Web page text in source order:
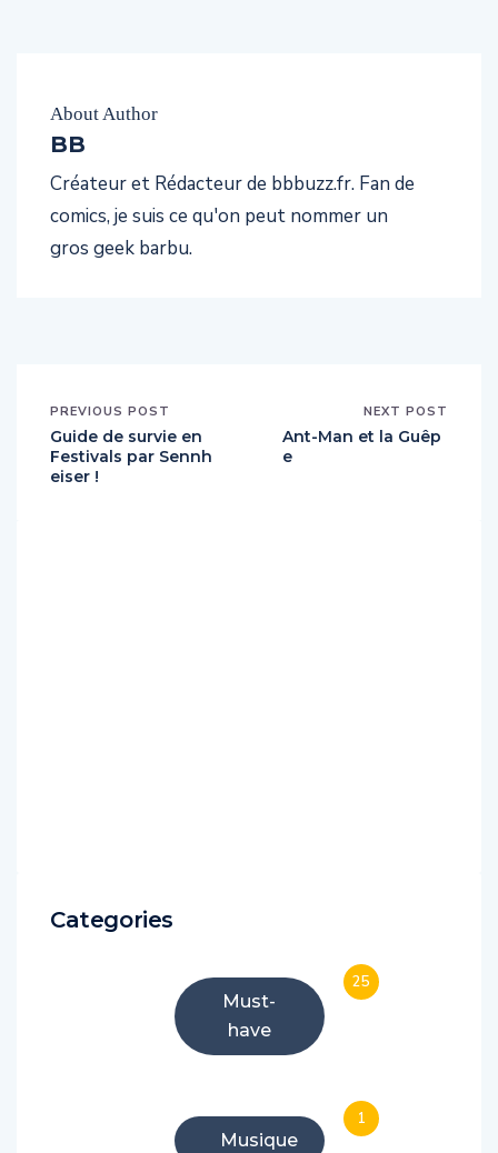
About Author
BB
Créateur et Rédacteur de bbbuzz.fr. Fan de
comics, je suis ce qu'on peut nommer un
gros geek barbu.
PREVIOUS POST
Guide de survie en
Festivals par Sennh
eiser !
NEXT POST
Ant-Man et la Guêp
e
Categories
Must-
have
25
Musique
1